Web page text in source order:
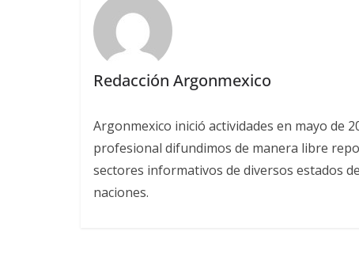
Redacción Argonmexico
Argonmexico inició actividades en mayo de
profesional difundimos de manera libre
sectores informativos de diversos estados
naciones.